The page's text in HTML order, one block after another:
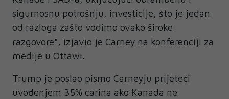
sigurnosnu potrošnju, investicije, što je jedan
od razloga zašto vodimo ovako široke
razgovore", izjavio je Carney na konferenciji za
medije u Ottawi.
Trump je poslao pismo Carneyju prijeteći
uvođenjem 35% carina ako Kanada ne